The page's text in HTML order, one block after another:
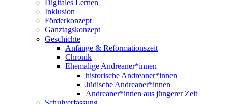
Digitales Lernen
Inklusion
Förderkonzept
Ganztagskonzept
Geschichte
Anfänge & Reformationszeit
Chronik
Ehemalige Andreaner*innen
historische Andreaner*innen
Jüdische Andreaner*innen
Andreaner*innen aus jüngerer Zeit